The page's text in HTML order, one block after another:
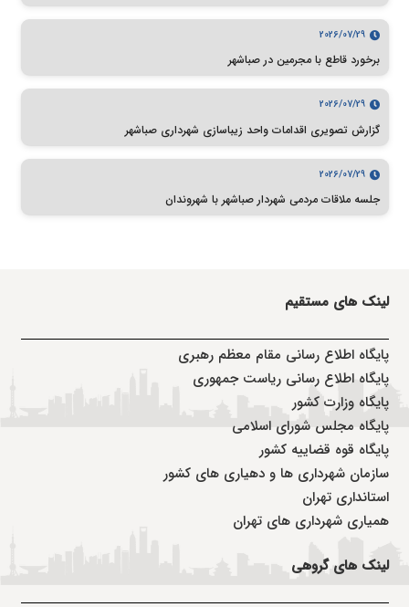
2026/07/29
برخورد قاطع با مجرمین در صباشهر
2026/07/29
گزارش تصویری اقدامات واحد زیباسازی شهرداری صباشهر
2026/07/29
جلسه ملاقات مردمی شهردار صباشهر با شهروندان
لینک های مستقیم
پایگاه اطلاع رسانی مقام معظم رهبری
پایگاه اطلاع رسانی ریاست جمهوری
پایگاه وزارت کشور
پایگاه مجلس شورای اسلامی
پایگاه قوه قضاییه کشور
سازمان شهرداری ها و دهیاری های کشور
استانداری تهران
همیاری شهرداری های تهران
لینک های گروهی